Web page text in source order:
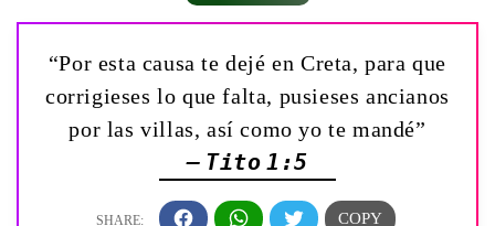
“Por esta causa te dejé en Creta, para que
corrigieses lo que falta, pusieses ancianos
por las villas, así como yo te mandé”
— Tito 1:5